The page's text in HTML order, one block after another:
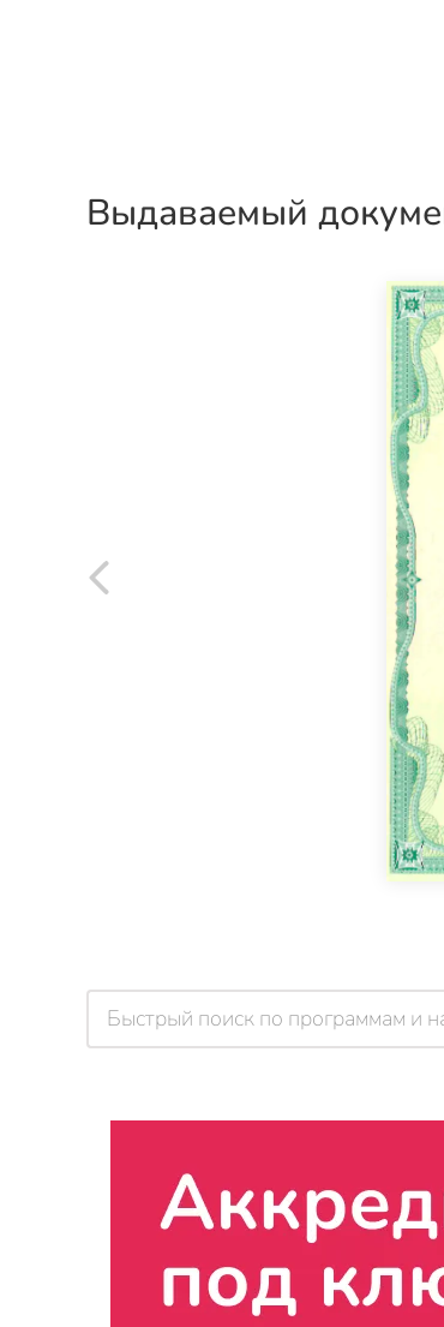
Выдаваемый